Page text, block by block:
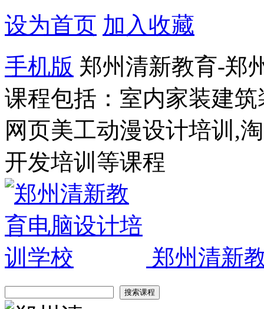
设为首页 加入收藏
手机版 郑州清新教育-郑
课程包括：室内家装建
网页美工动漫设计培训,
开发培训等课程
郑州清新